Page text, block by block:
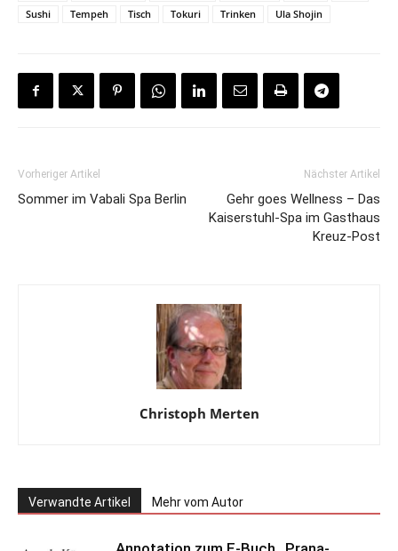
Sushi
Tempeh Tisch Tokuri Trinken Ula Shojin
Vorheriger Artikel
Sommer im Vabali Spa Berlin
Nächster Artikel
Gehr goes Wellness – Das
Kaiserstuhl-Spa im Gasthaus
Kreuz-Post
Christoph Merten
Verwandte Artikel Mehr vom Autor